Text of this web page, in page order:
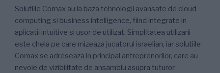
Solutiile Comax au la baza tehnologii avansate de cloud
computing si business intelligence, fiind integrate in
aplicatii intuitive si usor de utilizat. Simplitatea utilizarii
este cheia pe care mizeaza jucatorul israelian, iar solutiile
Comax se adreseaza in principal antreprenorilor, care au
nevoie de vizibilitate de ansamblu asupra tuturor